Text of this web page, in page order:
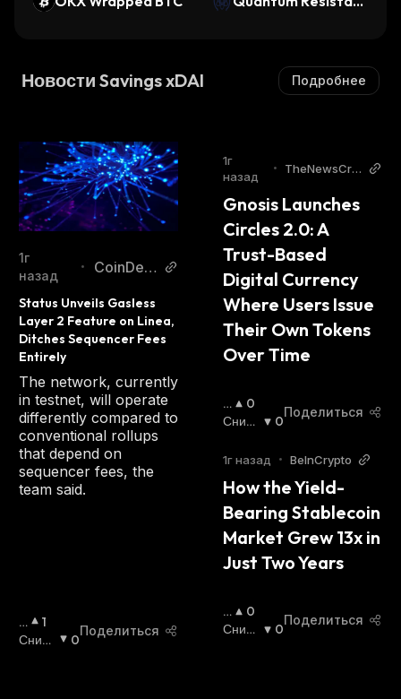
Новости Savings xDAI Подробнее
1г
назад
•
CoinDes
Status Unveils Gasless
Layer 2 Feature on Linea,
Ditches Sequencer Fees
Entirely
The network, currently
in testnet, will operate
differently compared to
conventional rollups
that depend on
sequencer fees, the
team said.
П
О
1
Сниж
0
Поделиться
1г
назад
•
TheNewsCry
Gnosis Launches
Circles 2.0: A
Trust-Based
Digital Currency
Where Users Issue
Their Own Tokens
Over Time
П
О
Ы
А
Ю
Щ
И
Й
:
0
Сниж
Йся:
0
Поделиться
1г назад • BeInCrypto
How the Yield-
Bearing Stablecoin
Market Grew 13x in
Just Two Years
П
О
0
Сниж
0
Поделиться